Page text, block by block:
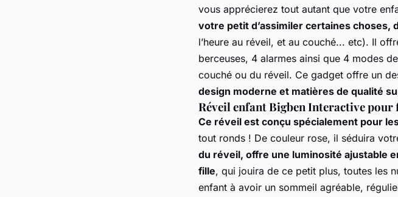
vous apprécierez tout autant que votre
votre petit d’assimiler certaines choses,
l’heure au réveil, et au couché... etc). Il
berceuses, 4 alarmes ainsi que 4 modes
couché ou du réveil. Ce gadget offre un
design moderne et matières de qualité
Réveil enfant Bigben Interactive pour
Ce réveil est conçu spécialement pour
tout ronds ! De couleur rose, il séduira
du réveil, offre une luminosité ajustable
fille, qui jouira de ce petit plus, toutes les
enfant à avoir un sommeil agréable,